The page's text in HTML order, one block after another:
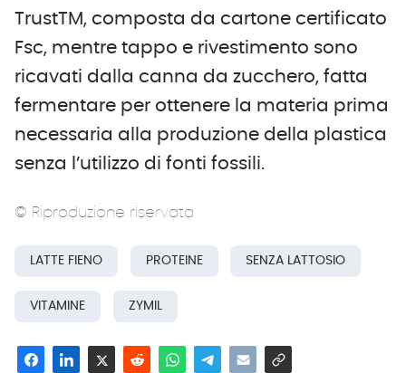
TrustTM, composta da cartone certificato
Fsc, mentre tappo e rivestimento sono
ricavati dalla canna da zucchero, fatta
fermentare per ottenere la materia prima
necessaria alla produzione della plastica
senza l’utilizzo di fonti fossili.
© Riproduzione riservata
LATTE FIENO PROTEINE SENZA LATTOSIO
VITAMINE ZYMIL